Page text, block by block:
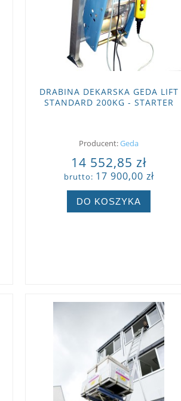
DRABINA DEKARSKA GEDA LIFT
STANDARD 200KG - STARTER
Producent:Geda
14 552,85 zł
brutto: 17 900,00 zł
DO KOSZYKA